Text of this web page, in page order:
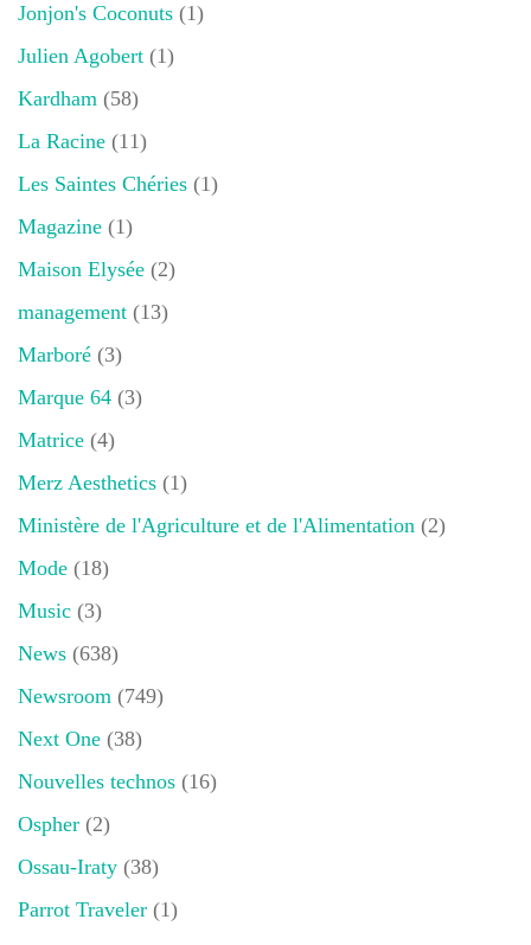
Jonjon's Coconuts (1)
Julien Agobert (1)
Kardham (58)
La Racine (11)
Les Saintes Chéries (1)
Magazine (1)
Maison Elysée (2)
management (13)
Marboré (3)
Marque 64 (3)
Matrice (4)
Merz Aesthetics (1)
Ministère de l'Agriculture et de l'Alimentation (2)
Mode (18)
Music (3)
News (638)
Newsroom (749)
Next One (38)
Nouvelles technos (16)
Ospher (2)
Ossau-Iraty (38)
Parrot Traveler (1)